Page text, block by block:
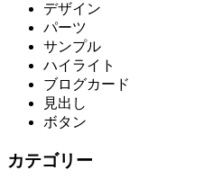
デザイン
パーツ
サンプル
ハイライト
ブログカード
見出し
ボタン
カテゴリー